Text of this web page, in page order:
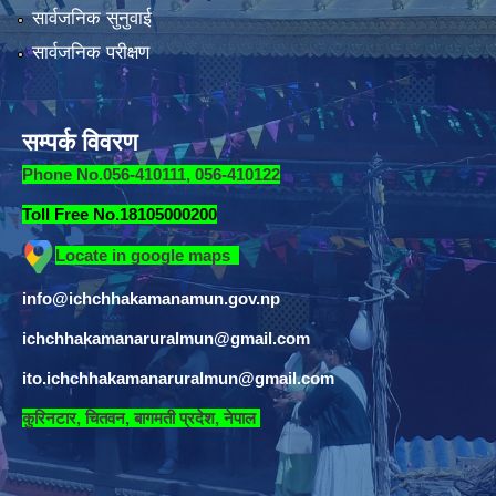
सार्वजनिक सुनुवाई
सार्वजनिक परीक्षण
सम्पर्क विवरण
Phone No.056-410111, 056-410122
Toll Free No.18105000200
Locate in google maps
info@ichchhakamanamun.gov.np
ichchhakamanaruralmun@gmail.com
ito.ichchhakamanaruralmun@gmail.com​
कुरिनटार, चितवन, बागमती प्रदेश, नेपाल